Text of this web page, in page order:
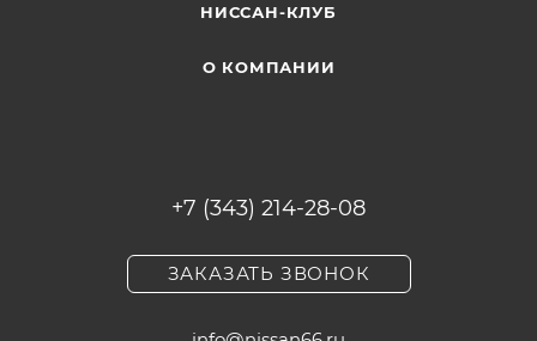
НИССАН-КЛУБ
О КОМПАНИИ
+7 (343) 214-28-08
ЗАКАЗАТЬ ЗВОНОК